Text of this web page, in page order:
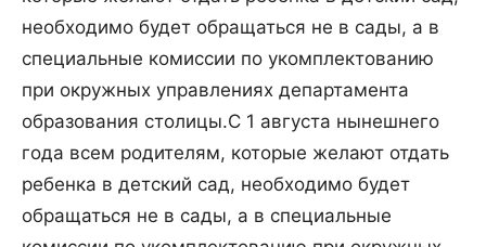
необходимо будет обращаться не в сады, а в
специальные комиссии по укомплектованию
при окружных управлениях департамента
образования столицы.С 1 августа нынешнего
года всем родителям, которые желают отдать
ребенка в детский сад, необходимо будет
обращаться не в сады, а в специальные